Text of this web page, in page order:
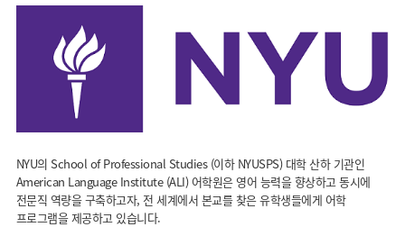
NYU의 School of Professional Studies (이하 NYUSPS) 대학 산하 기관인
American Language Institute (ALI) 어학원은 영어 능력을 향상하고 동시에
전문직 역량을 구축하고자, 전 세계에서 본교를 찾은 유학생들에게 어학
프로그램을 제공하고 있습니다.